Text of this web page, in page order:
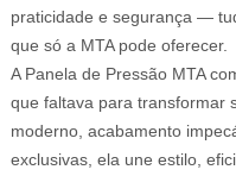
praticidade e segurança —
que só a MTA pode oferecer.
A Panela de Pressão MTA
que faltava para transformar
moderno, acabamento
exclusivas, ela une estilo,